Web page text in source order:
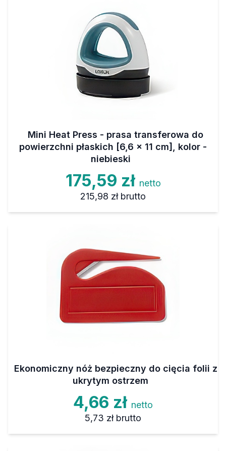
Mini Heat Press - prasa transferowa do
powierzchni płaskich [6,6 x 11 cm], kolor -
niebieski
175,59 zł netto
215,98 zł brutto
Ekonomiczny nóż bezpieczny do cięcia folii z
ukrytym ostrzem
4,66 zł netto
5,73 zł brutto